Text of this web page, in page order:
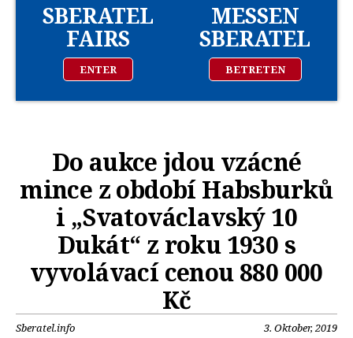
SBERATEL
FAIRS
ENTER
MESSEN
SBERATEL
BETRETEN
Do aukce jdou vzácné
mince z období Habsburků
i „Svatováclavský 10
Dukát“ z roku 1930 s
vyvolávací cenou 880 000
Kč
Sberatel.info 3. Oktober, 2019